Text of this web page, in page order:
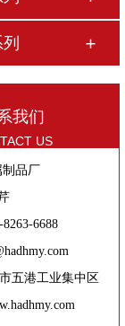
我们
US
品厂
6688
港工业集中区